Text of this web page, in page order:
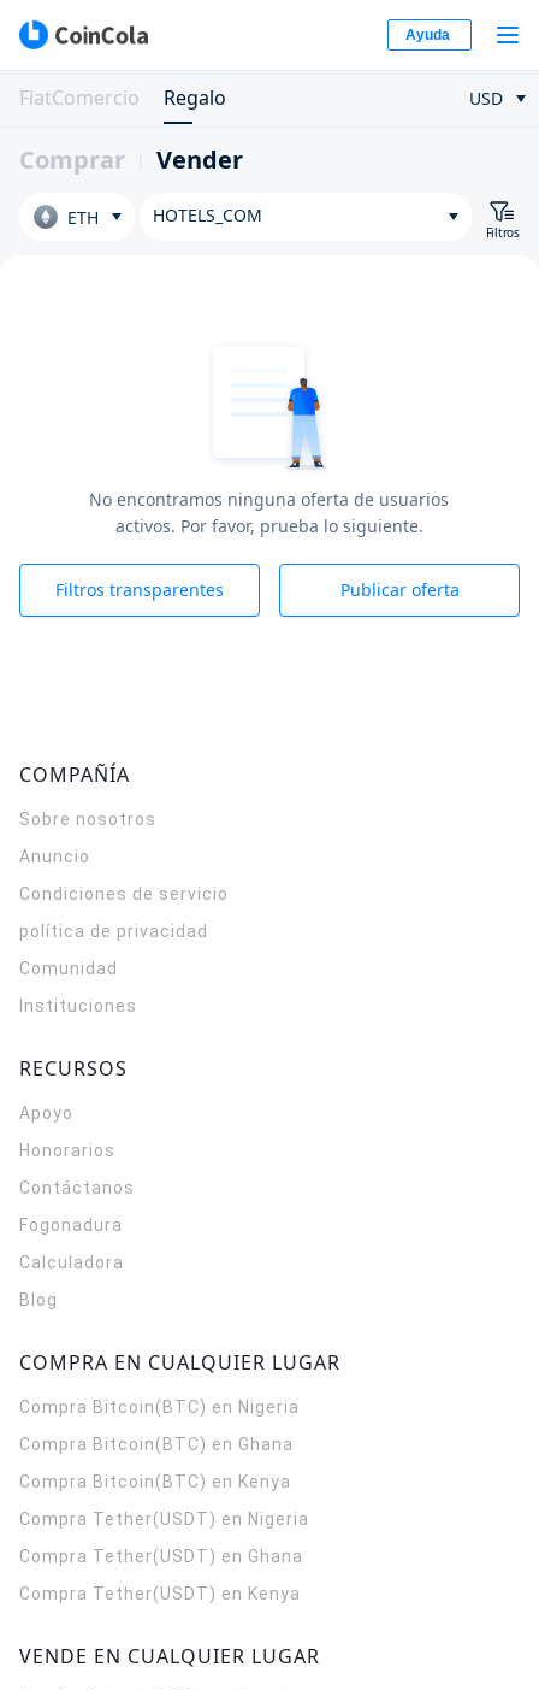
Ayuda
FiatComercio Regalo USD
Comprar Vender
ETH HOTELS_COM
Filtros
No encontramos ninguna oferta de usuarios
activos. Por favor, prueba lo siguiente.
Filtros transparentes Publicar oferta
COMPAÑÍA
Sobre nosotros
Anuncio
Condiciones de servicio
política de privacidad
Comunidad
Instituciones
RECURSOS
Apoyo
Honorarios
Contáctanos
Fogonadura
Calculadora
Blog
COMPRA EN CUALQUIER LUGAR
Compra Bitcoin(BTC) en Nigeria
Compra Bitcoin(BTC) en Ghana
Compra Bitcoin(BTC) en Kenya
Compra Tether(USDT) en Nigeria
Compra Tether(USDT) en Ghana
Compra Tether(USDT) en Kenya
VENDE EN CUALQUIER LUGAR